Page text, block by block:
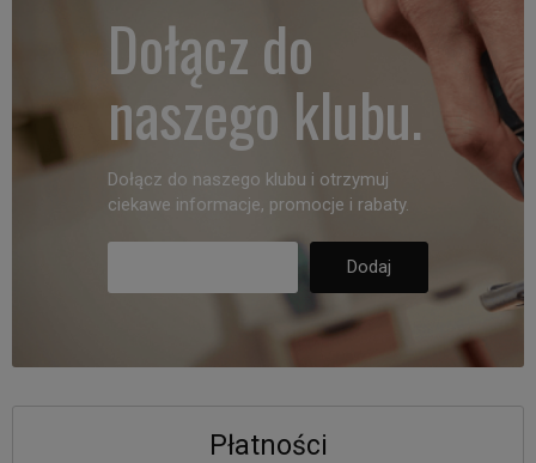
Dołącz do
naszego klubu.
Dołącz do naszego klubu i otrzymuj
ciekawe informacje, promocje i rabaty.
Płatności